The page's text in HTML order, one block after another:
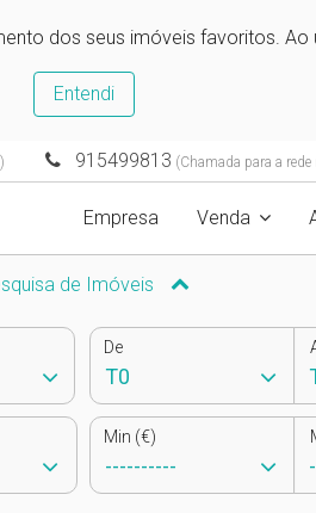
dos seus imóveis favoritos.
Entendi
915499813 (Chamada para a
Empresa Venda
de Imóveis
De
Min (€)